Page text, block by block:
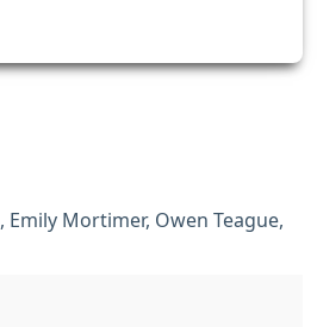
, Emily Mortimer, Owen Teague,